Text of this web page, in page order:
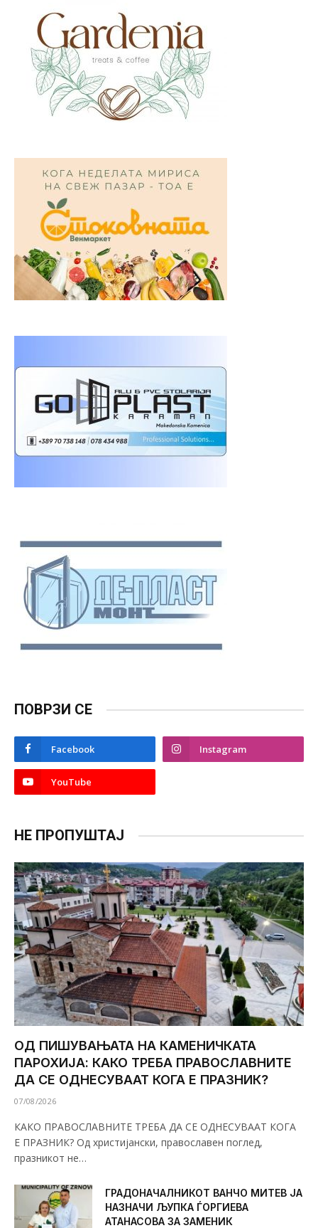
ПОВРЗИ СЕ
Facebook Instagram
YouTube
НЕ ПРОПУШТАЈ
ОД ПИШУВАЊАТА НА КАМЕНИЧКАТА
ПАРОХИЈА: КАКО ТРЕБА ПРАВОСЛАВНИТЕ
ДА СЕ ОДНЕСУВААТ КОГА Е ПРАЗНИК?
07/08/2026
КАКО ПРАВОСЛАВНИТЕ ТРЕБА ДА СЕ ОДНЕСУВААТ КОГА
Е ПРАЗНИК? Од христијански, православен поглед,
празникот не…
ГРАДОНАЧАЛНИКОТ ВАНЧО МИТЕВ ЈА
НАЗНАЧИ ЉУПКА ЃОРГИЕВА
АТАНАСОВА ЗА ЗАМЕНИК